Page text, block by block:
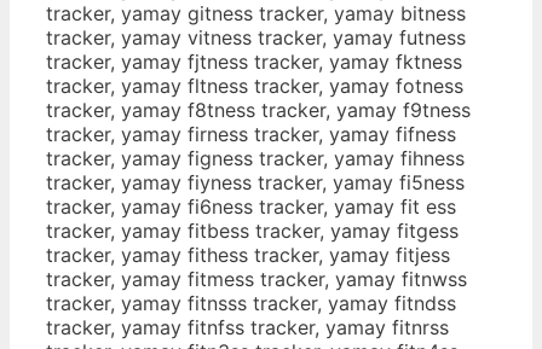
tracker, yamay gitness tracker, yamay bitness
tracker, yamay vitness tracker, yamay futness
tracker, yamay fjtness tracker, yamay fktness
tracker, yamay fltness tracker, yamay fotness
tracker, yamay f8tness tracker, yamay f9tness
tracker, yamay firness tracker, yamay fifness
tracker, yamay figness tracker, yamay fihness
tracker, yamay fiyness tracker, yamay fi5ness
tracker, yamay fi6ness tracker, yamay fit ess
tracker, yamay fitbess tracker, yamay fitgess
tracker, yamay fithess tracker, yamay fitjess
tracker, yamay fitmess tracker, yamay fitnwss
tracker, yamay fitnsss tracker, yamay fitndss
tracker, yamay fitnfss tracker, yamay fitnrss